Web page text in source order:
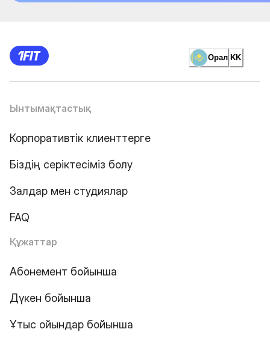
Орал KK
Ынтымақтастық
Корпоративтік клиенттерге
Біздің серіктесіміз болу
Залдар мен студиялар
FAQ
Құжаттар
Абонемент бойынша
Дүкен бойынша
Ұтыс ойындар бойынша